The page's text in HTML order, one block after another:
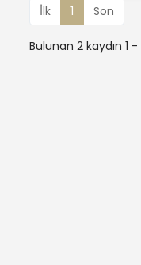
İlk 1 Son
Bulunan 2 kaydın 1